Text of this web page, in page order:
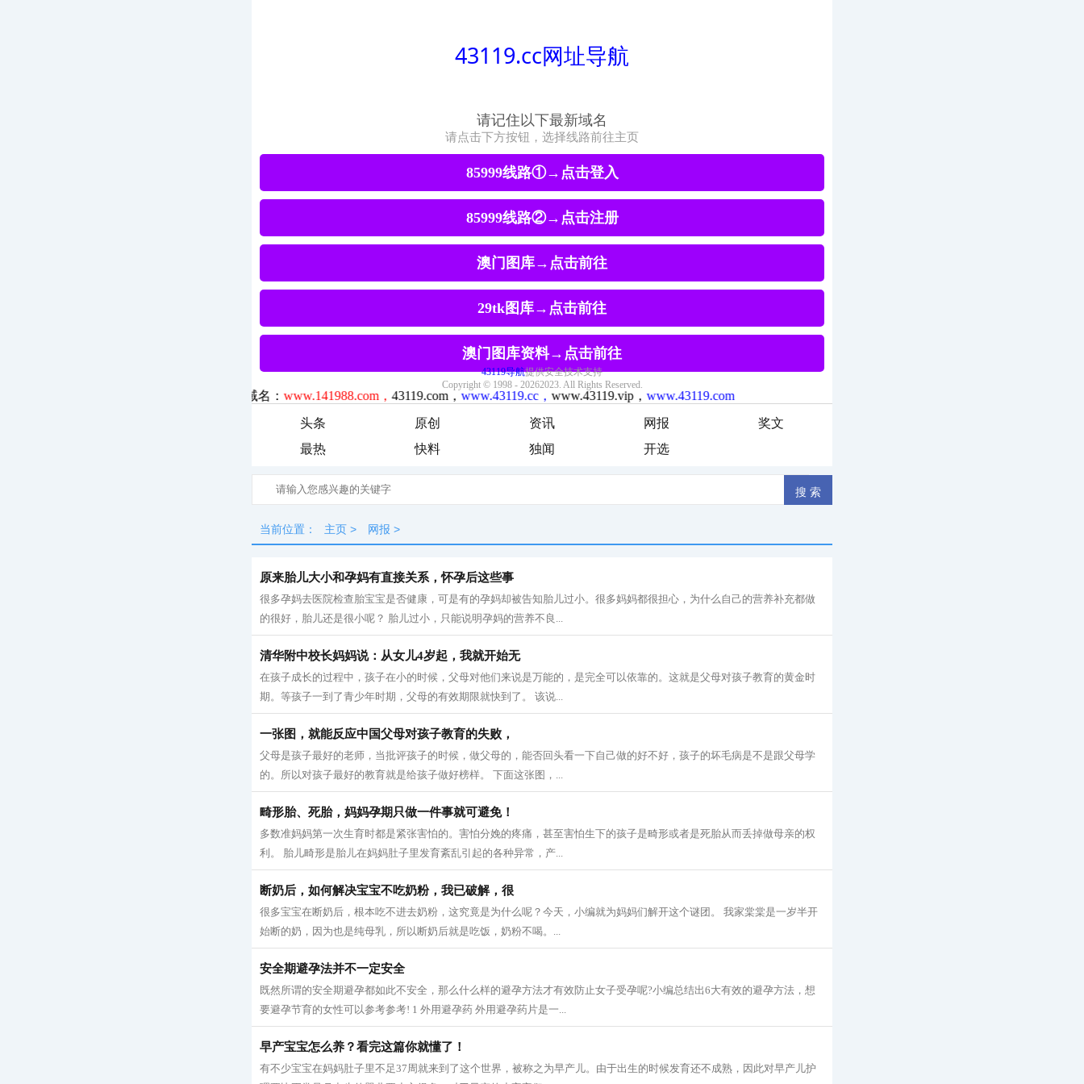
头条 原创 资讯 网报
奖文
最热
快料 独闻 开选
当前位置： 主页 > 网报 >
原来胎儿大小和孕妈有直接关系，怀孕后这些事
很多孕妈去医院检查胎宝宝是否健康，可是有的孕妈却被告知胎儿过小。很多妈妈都很担心，为什么自己的营养补充都做
的很好，胎儿还是很小呢？ 胎儿过小，只能说明孕妈的营养不良...
清华附中校长妈妈说：从女儿4岁起，我就开始无
在孩子成长的过程中，孩子在小的时候，父母对他们来说是万能的，是完全可以依靠的。这就是父母对孩子教育的黄金时
期。等孩子一到了青少年时期，父母的有效期限就快到了。 该说...
一张图，就能反应中国父母对孩子教育的失败，
父母是孩子最好的老师，当批评孩子的时候，做父母的，能否回头看一下自己做的好不好，孩子的坏毛病是不是跟父母学
的。所以对孩子最好的教育就是给孩子做好榜样。 下面这张图，...
畸形胎、死胎，妈妈孕期只做一件事就可避免！
多数准妈妈第一次生育时都是紧张害怕的。害怕分娩的疼痛，甚至害怕生下的孩子是畸形或者是死胎从而丢掉做母亲的权
利。 胎儿畸形是胎儿在妈妈肚子里发育紊乱引起的各种异常，产...
断奶后，如何解决宝宝不吃奶粉，我已破解，很
很多宝宝在断奶后，根本吃不进去奶粉，这究竟是为什么呢？今天，小编就为妈妈们解开这个谜团。 我家棠棠是一岁半开
始断的奶，因为也是纯母乳，所以断奶后就是吃饭，奶粉不喝。...
安全期避孕法并不一定安全
既然所谓的安全期避孕都如此不安全，那么什么样的避孕方法才有效防止女子受孕呢?小编总结出6大有效的避孕方法，想
要避孕节育的女性可以参考参考! 1 外用避孕药 外用避孕药片是一...
早产宝宝怎么养？看完这篇你就懂了！
有不少宝宝在妈妈肚子里不足37周就来到了这个世界，被称之为早产儿。由于出生的时候发育还不成熟，因此对早产儿护